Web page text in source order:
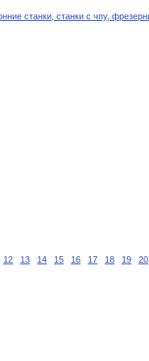
станки, станки с чпу,
12 13 14 15 16 17 18 19 20